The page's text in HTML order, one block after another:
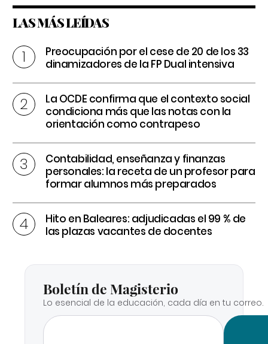
LAS MÁS LEÍDAS
Preocupación por el cese de 20 de los 33
dinamizadores de la FP Dual intensiva
La OCDE confirma que el contexto social
condiciona más que las notas con la
orientación como contrapeso
Contabilidad, enseñanza y finanzas
personales: la receta de un profesor para
formar alumnos más preparados
Hito en Baleares: adjudicadas el 99 % de
las plazas vacantes de docentes
Boletín de Magisterio
Lo esencial de la educación, cada día en tu correo.